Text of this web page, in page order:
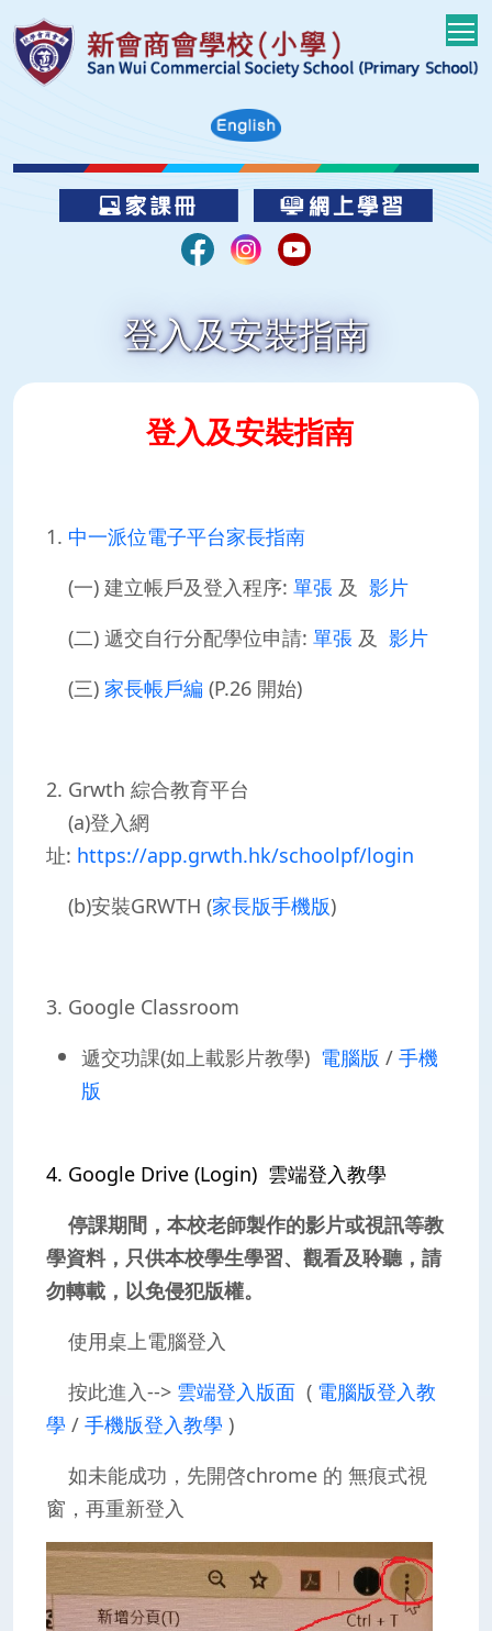
登入及安裝指南
登入及安裝指南
1. 中一派位電子平台家長指南
(一) 建立帳戶及登入程序: 單張 及 影片
(二) 遞交自行分配學位申請: 單張 及 影片
(三) 家長帳戶編 (P.26 開始)
2. Grwth 綜合教育平台
(a)登入網
址: https://app.grwth.hk/schoolpf/login
(b)安裝GRWTH (家長版手機版)
3. Google Classroom
遞交功課(如上載影片教學) 電腦版 / 手機
版
4. Google Drive (Login) 雲端登入教學
停課期間，本校老師製作的影片或視訊等教
學資料，只供本校學生學習、觀看及聆聽，請
勿轉載，以免侵犯版權。
使用桌上電腦登入
按此進入--> 雲端登入版面 ( 電腦版登入教
學 / 手機版登入教學 )
如未能成功，先開啓chrome 的 無痕式視
窗，再重新登入